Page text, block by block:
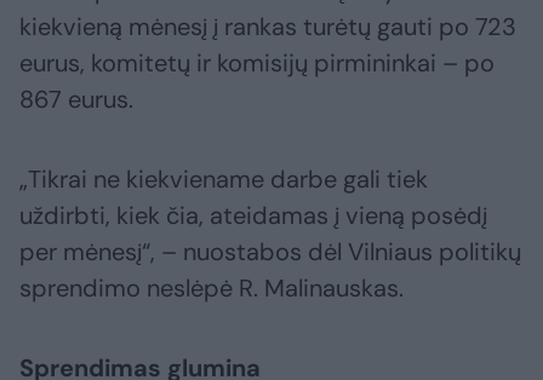
kiekvieną mėnesį į rankas turėtų gauti po 723
eurus, komitetų ir komisijų pirmininkai – po
867 eurus.
„Tikrai ne kiekviename darbe gali tiek
uždirbti, kiek čia, ateidamas į vieną posėdį
per mėnesį“, – nuostabos dėl Vilniaus politikų
sprendimo neslėpė R. Malinauskas.
Sprendimas glumina